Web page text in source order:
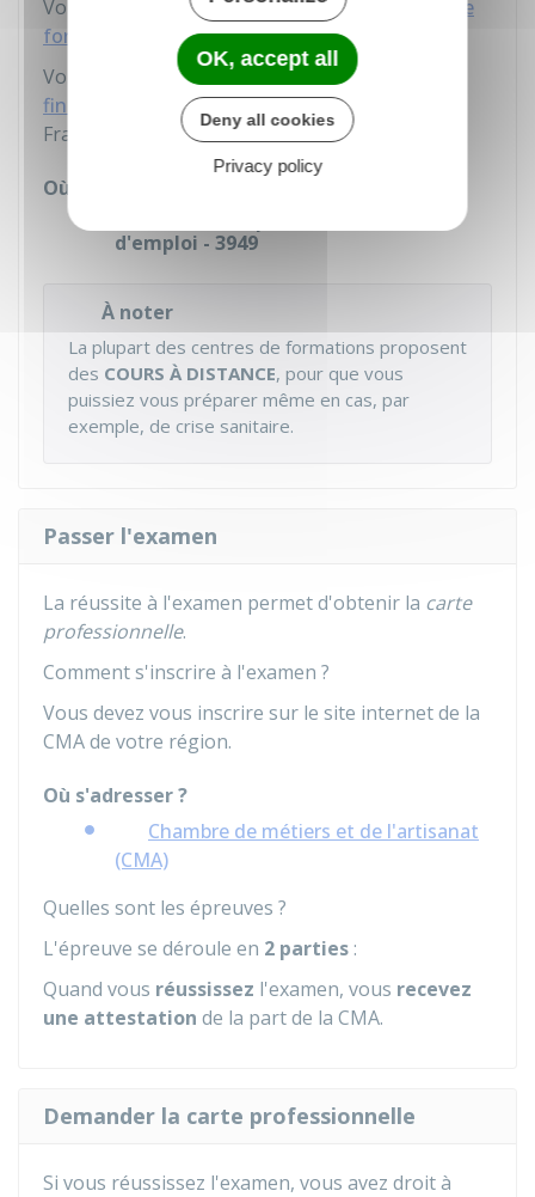
Vous pouvez utiliser votrecompte personnel de
formation
Vous pouvez obtenir des
aides pour son
financement
en demandant conseil auprès de
France Travail (anciennement Pôle emploi).
Où s'adresser ?
d'emploi - 3949
À noter
La plupart des centres de formations proposent
des COURS À DISTANCE, pour que vous
puissiez vous préparer même en cas, par
exemple, de crise sanitaire.
Passer l'examen
La réussite à l'examen permet d'obtenir la carte
professionnelle.
Comment s'inscrire à l'examen ?
Vous devez vous inscrire sur le site internet de la
CMAde votre région.
Où s'adresser ?
Chambre de métiers et de l'artisanat
(CMA)
Quelles sont les épreuves ?
L'épreuve se déroule en 2 parties :
Quand vous réussissez l'examen, vous recevez
une attestation de la part de la CMA.
Demander la carte professionnelle
Si vous réussissez l'examen, vous avez droit à
OK, accept all
Deny all cookies
Privacy policy